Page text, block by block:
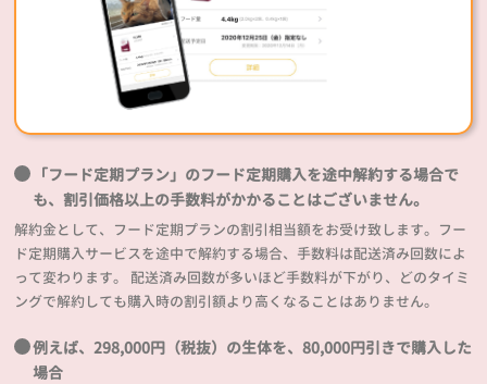
「フード定期プラン」のフード定期購入を途中解約する場合で
も、割引価格以上の手数料がかかることはございません。
解約金として、フード定期プランの割引相当額をお受け致します。フー
ド定期購入サービスを途中で解約する場合、手数料は配送済み回数によ
って変わります。 配送済み回数が多いほど手数料が下がり、どのタイミ
ングで解約しても購入時の割引額より高くなることはありません。
例えば、298,000円（税抜）の生体を、80,000円引きで購入した
場合